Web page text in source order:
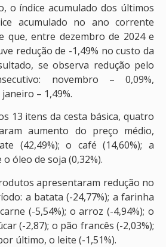
o índice acumulado dos últimos
acumulado no ano corrente
que, entre dezembro de 2024 e
redução de -1,49% no custo da
se observa redução pelo
novembro – 0,09%,
– 1,49%.
13 itens da cesta básica, quatro
aumento do preço médio,
(42,49%); o café (14,60%); a
óleo de soja (0,32%).
apresentaram redução no
a batata (-24,77%); a farinha
(-5,54%); o arroz (-4,94%); o
(-2,87); o pão francês (-2,03%);
último, o leite (-1,51%).